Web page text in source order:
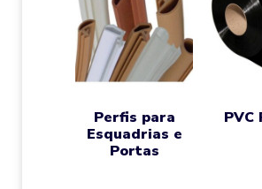
Perfis para
Esquadrias e
Portas
PVC